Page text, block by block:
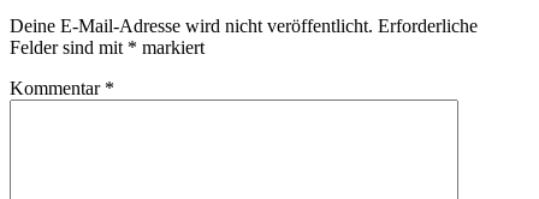
Deine E-Mail-Adresse wird nicht veröffentlicht. Erforderliche
Felder sind mit * markiert
Kommentar *